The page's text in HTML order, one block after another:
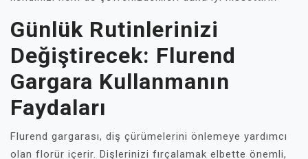
Günlük Rutinlerinizi
Değiştirecek: Flurend
Gargara Kullanmanın
Faydaları
Flurend gargarası, diş çürümelerini önlemeye yardımcı
olan florür içerir. Dişlerinizi fırçalamak elbette önemli,